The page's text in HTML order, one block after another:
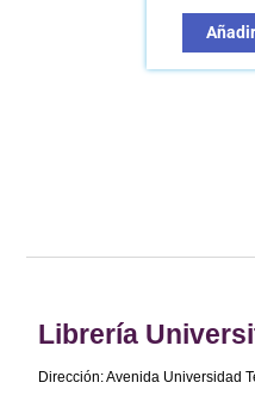
Librería
Dirección: Avenida Universidad